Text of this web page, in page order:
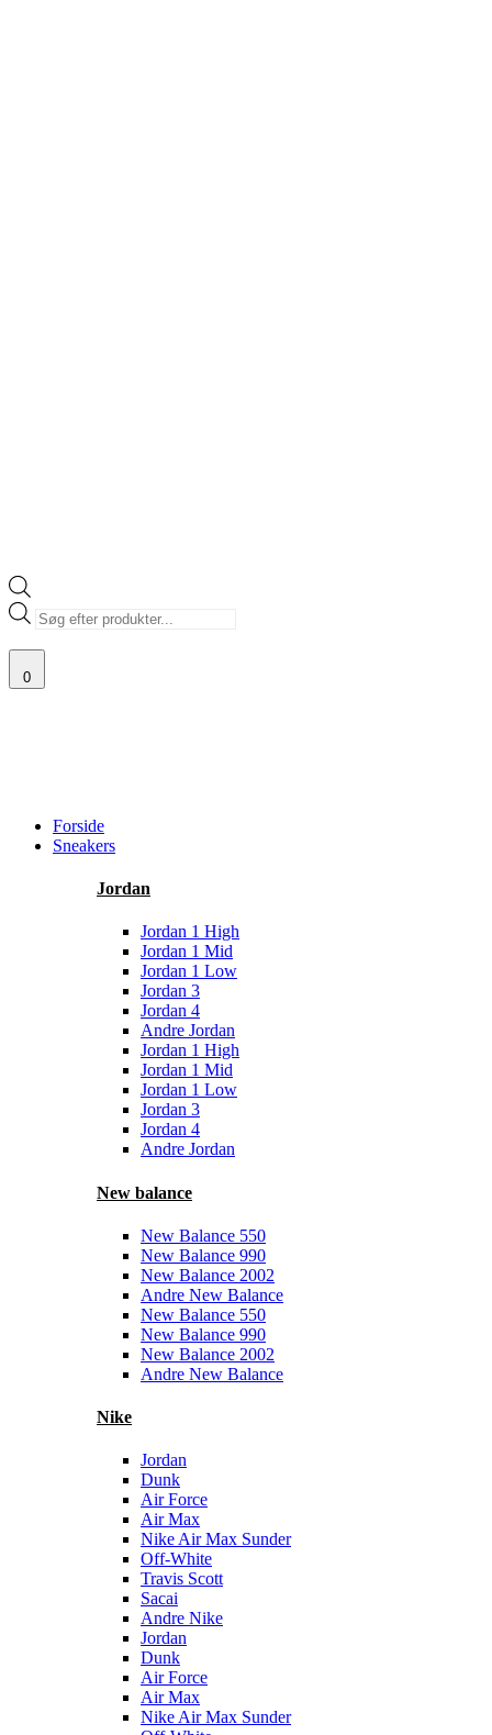
Products
search
0
Forside
Sneakers
Jordan
Jordan 1 High
Jordan 1 Mid
Jordan 1 Low
Jordan 3
Jordan 4
Andre Jordan
Jordan 1 High
Jordan 1 Mid
Jordan 1 Low
Jordan 3
Jordan 4
Andre Jordan
New balance
New Balance 550
New Balance 990
New Balance 2002
Andre New Balance
New Balance 550
New Balance 990
New Balance 2002
Andre New Balance
Nike
Jordan
Dunk
Air Force
Air Max
Nike Air Max Sunder
Off-White
Travis Scott
Sacai
Andre Nike
Jordan
Dunk
Air Force
Air Max
Nike Air Max Sunder